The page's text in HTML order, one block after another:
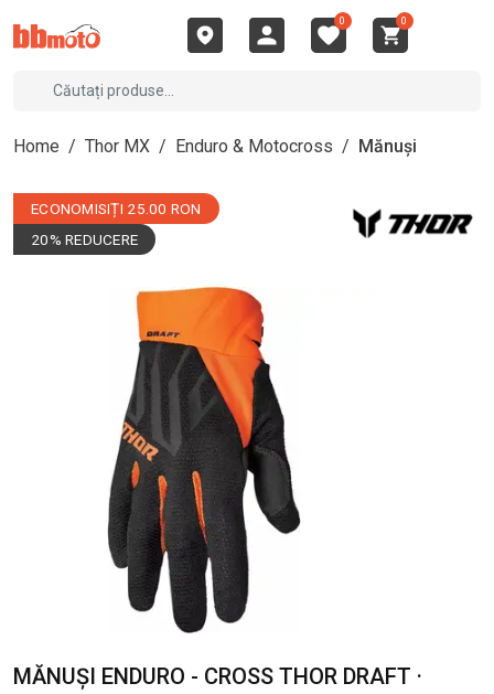
0 0
Home / Thor MX / Enduro & Motocross / Mănuși
ECONOMISIȚI 25.00 RON
20% REDUCERE
MĂNUȘI ENDURO - CROSS THOR DRAFT ·